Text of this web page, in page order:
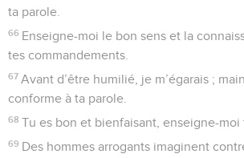
ta parole.
66 Enseigne-moi le bon sens et la
tes commandements.
67 Avant d’être humilié, je m’égarais ;
conforme à ta parole.
68 Tu es bon et bienfaisant, enseigne-moi
69 Des hommes arrogants imaginent